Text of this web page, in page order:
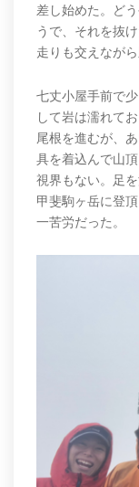
差し始めた。ど
うで、それを抜
走りも交えなが
七丈小屋手前で
して岩は濡れて
尾根を進むが、
具を着込んで山
視界もない。足
甲斐駒ヶ岳に登
一苦労だった。